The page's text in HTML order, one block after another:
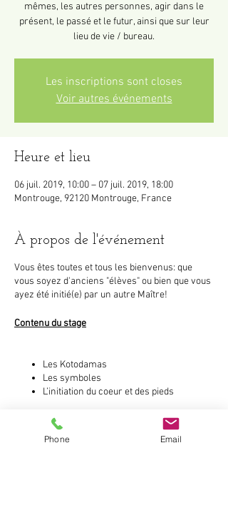
mêmes, les autres personnes, agir dans le
présent, le passé et le futur, ainsi que sur leur
lieu de vie / bureau.
Les inscriptions sont closes
Voir autres événements
Heure et lieu
06 juil. 2019, 10:00 – 07 juil. 2019, 18:00
Montrouge, 92120 Montrouge, France
À propos de l'événement
Vous êtes toutes et tous les bienvenus: que
vous soyez d'anciens "élèves" ou bien que vous
ayez été initié(e) par un autre Maître!
Contenu du stage
Les Kotodamas
Les symboles
L’initiation du coeur et des pieds
symboles
Beaming
Le traitement de Reiki à distance avec
Phone Email